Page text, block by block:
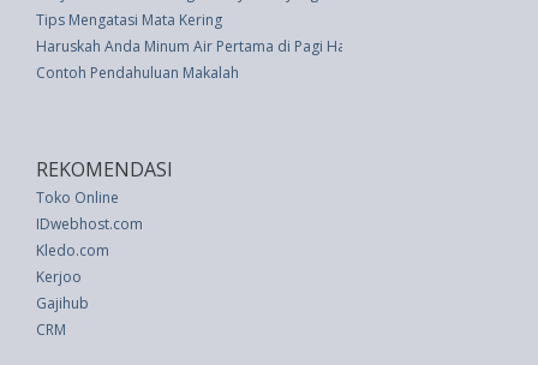
Tips Mengatasi Mata Kering
Haruskah Anda Minum Air Pertama di Pagi Hari?
Contoh Pendahuluan Makalah
REKOMENDASI
Toko Online
IDwebhost.com
Kledo.com
Kerjoo
Gajihub
CRM